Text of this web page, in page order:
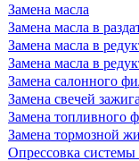
Замена масла
Замена масла в
Замена масла в
Замена масла в
Замена салонного
Замена свечей
Замена топливного
Замена тормозной
Опрессовка